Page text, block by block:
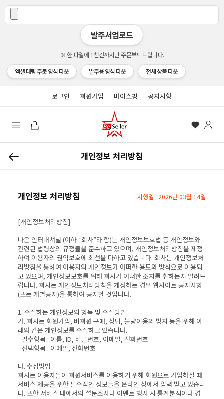
발주서업로드
※ 한 파일에 1천건까지만 주문부탁드립니다.
엑셀 대량 주문 양식 다운
발주용 양식 다운 전체 상품 다운
로그인 회원가입 마이쇼핑 공지사항
개인정보 처리방침
개인정보 처리방침 시행일 : 2026년 03월 14일
[개인정보처리방침]
나은 인터내셔널 (이하 “회사”라 함)는 개인정보보호법 등 개인정보와
관련된 법령상의 규정들을 준수하고 있으며, 개인정보처리방침을 제정
하여 이용자의 권익보호에 최선을 다하고 있습니다. 회사는 개인정보처
리방침을 통하여 이용자의 개인정보가 어떠한 용도와 방식으로 이용되
고 있으며, 개인정보보호를 위해 회사가 어떠한 조치를 취하는지 알려드
립니다. 회사는 개인정보처리방침을 개정하는 경우 웹사이트 공지사항
(또는 개별공지)을 통하여 공지할 것입니다.
1. 수집하는 개인정보의 항목 및 수집방법
가. 회사는 회원가입, 비회원 구매, 상담, 불량이용의 방지 등을 위해 아
래와 같은 개인정보를 수집하고 있습니다.
- 필수항목 : 이름, ID, 비밀번호, 이메일, 전화번호
- 선택항목 : 이메일, 전화번호
나. 수집방법
회사는 이용자들이 회원서비스를 이용하기 위해 회원으로 가입하실 때
서비스 제공을 위한 필수적인 정보들을 온라인 상에서 입력 받고 있습니
다. 또한 서비스 내에서의 설문조사나 이벤트 행사 시 통계분석이나 경